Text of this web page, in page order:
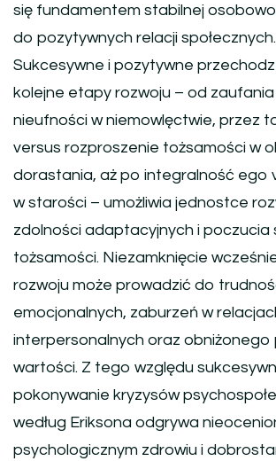
się fundamentem stabilnej
do pozytywnych relacji społecznych.
Sukcesywne i pozytywne
kolejne etapy rozwoju – od zaufania
nieufności w niemowlęctwie, przez
versus rozproszenie tożsamości w
dorastania, aż po integralność ego
w starości – umożliwia jednostce
zdolności adaptacyjnych i poczucia
tożsamości. Niezamknięcie
rozwoju może prowadzić do
emocjonalnych, zaburzeń w
interpersonalnych oraz obniżonego
wartości. Z tego względu
pokonywanie kryzysów
według Eriksona odgrywa
psychologicznym zdrowiu i